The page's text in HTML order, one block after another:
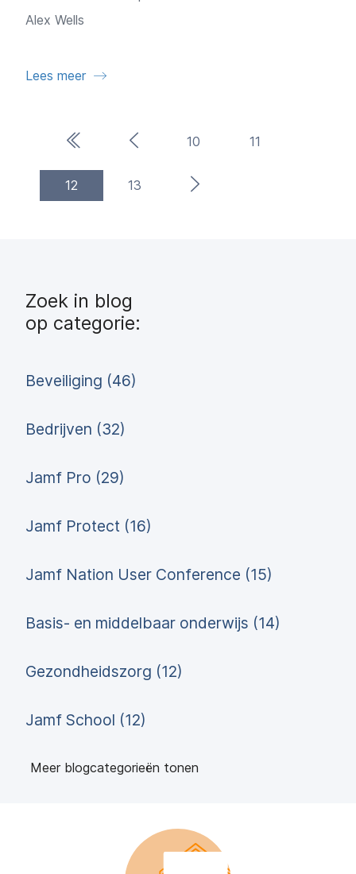
Lees meer
Alex Wells
Eerste paginaVorige pagina
10 11
12 (current)13 Volgende pagina
Zoek in blog
op categorie:
Beveiliging (46)
Bedrijven (32)
Jamf Pro (29)
Jamf Protect (16)
Jamf Nation User Conference (15)
Basis- en middelbaar onderwijs (14)
Gezondheidszorg (12)
Jamf School (12)
Meer blogcategorieën tonen